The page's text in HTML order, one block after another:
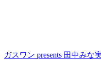
ガスワン presents 田中みな